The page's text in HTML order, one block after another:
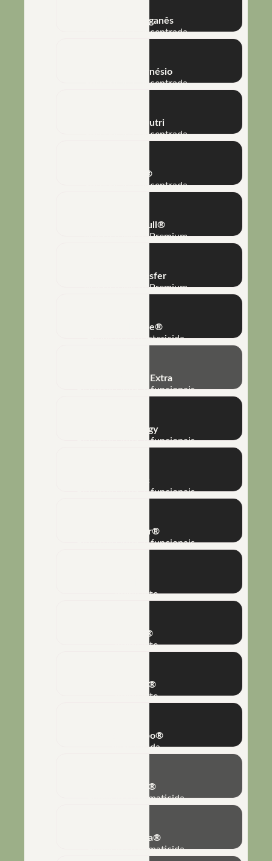
NHT® Manganês
Suspensão Concentrada
NHT® Magnésio
Suspensão Concentrada
Métis® Nutri
Suspensão Concentrada
Métis®
Suspensão Concentrada
Mega K Full®
Macro e Micro Premium
Phototransfer
Macro e Micro Premium
Bio-Imune®
Fungicida e bactericida
Bioamino® Extra
Biofertilizantes e funcionais
Bioenergy
Biofertilizantes e funcionais
Humic
Biofertilizantes e funcionais
Reflector®
Biofertilizantes e funcionais
Adjuvante
Silkon®
Adjuvante
Poliflex®
Adjuvante
Rizo-Turbo®
Nematicida
Biobaci®
Fungicida e nematicida
No-Nema®
Fungicida e nematicida